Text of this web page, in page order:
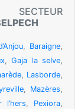
, Baraigne,
,Gaja la selve,
, Lasborde,
, Mazères,
l’hers, Pexiora,